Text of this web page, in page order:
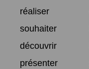
réaliser
souhaiter
découvrir
présenter